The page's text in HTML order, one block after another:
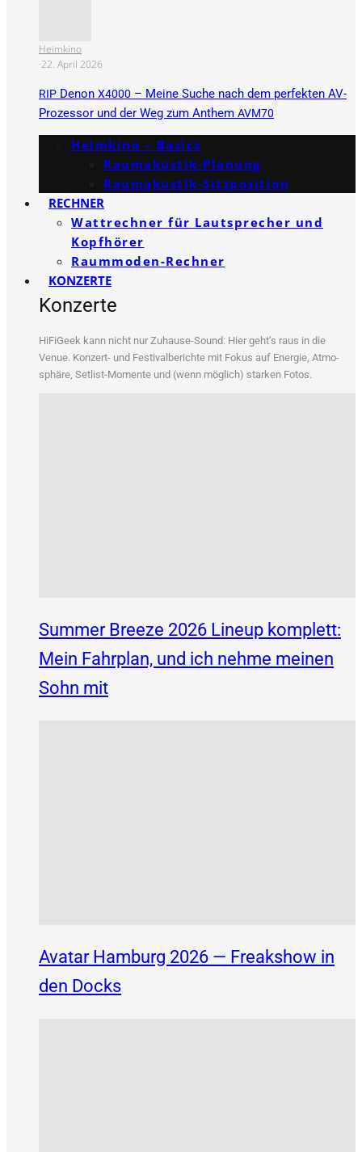
Heimkino
·22. April 2026
RIP Denon X4000 – Meine Suche nach dem perfekten AV-
Prozessor und der Weg zum Anthem AVM70
Heimkino – Basics
Raumakustik-Planung
Raumakustik-Sitzposition
RECHNER
Wattrechner für Lautsprecher und
Kopfhörer
Raummoden-Rechner
KONZERTE
Konzerte
HiFi­Ge­ek kann nicht nur Zuhau­se-Sound: Hier geht’s raus in die
Venue. Kon­zert- und Fes­ti­val­be­rich­te mit Fokus auf Ener­gie, Atmo­
sphä­re, Set­list-Momen­te und (wenn mög­lich) star­ken Fotos.
Summer Breeze 2026 Lineup komplett:
Mein Fahrplan, und ich nehme meinen
Sohn mit
Avatar Hamburg 2026 — Freakshow in
den Docks